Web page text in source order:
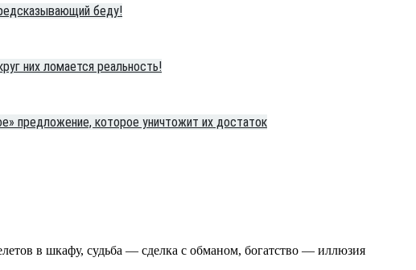
беду!
них ломается реальность!
предложение, которое уничтожит их достаток
в шкафу, судьба — сделка с обманом, богатство — иллюзия